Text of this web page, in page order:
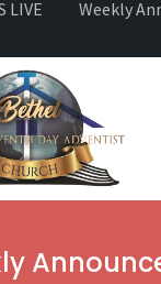
LIVE Weekly